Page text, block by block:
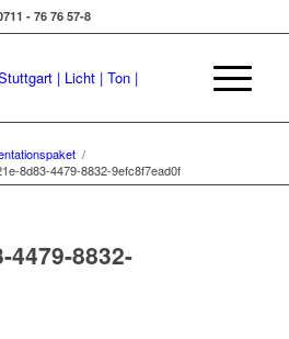
- 76 76 57-8
/
8d83-4479-8832-9efc8f7ead0f
4479-8832-